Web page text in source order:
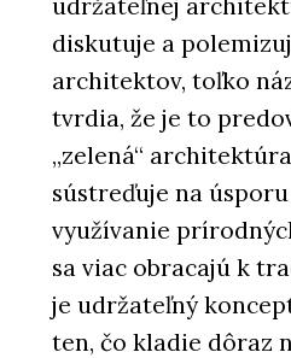
diskutuje a
architektov, toľko
tvrdia, že je to
„zelená“
sústreďuje na
využívanie
sa viac obracajú k
je udržateľný
ten, čo kladie dôraz